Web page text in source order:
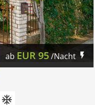
ab EUR95/Nacht